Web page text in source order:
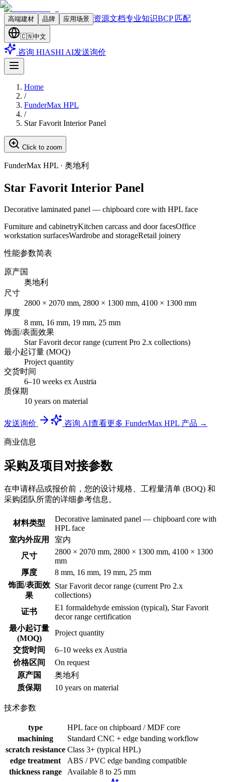
高端建材 品牌 应用场景 资源文档专业知识BCP 匹配
🇨🇳中文
咨询 HIASHI AI发送询价
Home
/
FunderMax HPL
/
Star Favorit Interior Panel
Click to zoom
FunderMax HPL · 奥地利
Star Favorit Interior Panel
Decorative laminated panel — chipboard core with HPL face
Furniture and cabinetryKitchen carcass and door facesOffice
workstation surfacesWardrobe and storageRetail joinery
性能参数简表
原产国
奥地利
尺寸
2800 × 2070 mm, 2800 × 1300 mm, 4100 × 1300 mm
厚度
8 mm, 16 mm, 19 mm, 25 mm
饰面/表面效果
Star Favorit decor range (current Pro 2.x collections)
最小起订量 (MOQ)
Project quantity
交货时间
6–10 weeks ex Austria
质保期
10 years on material
发送询价 咨询 AI查看更多 FunderMax HPL 产品 →
商业信息
采购及项目对接参数
在申请样品或报价前，您的设计规格、工程量清单 (BOQ) 和
采购团队所需的详细参考信息。
材料类型
Decorative laminated panel — chipboard core with
HPL face
室内外应用
室内
尺寸
2800 × 2070 mm, 2800 × 1300 mm, 4100 × 1300
mm
厚度
8 mm, 16 mm, 19 mm, 25 mm
饰面/表面效
果
Star Favorit decor range (current Pro 2.x
collections)
证书
E1 formaldehyde emission (typical), Star Favorit
decor range certification
最小起订量
(MOQ)
Project quantity
交货时间
6–10 weeks ex Austria
价格区间
On request
原产国
奥地利
质保期
10 years on material
技术参数
type
HPL face on chipboard / MDF core
machining
Standard CNC + edge banding workflow
scratch resistance Class 3+ (typical HPL)
edge treatment
ABS / PVC edge banding compatible
thickness range
Available 8 to 25 mm